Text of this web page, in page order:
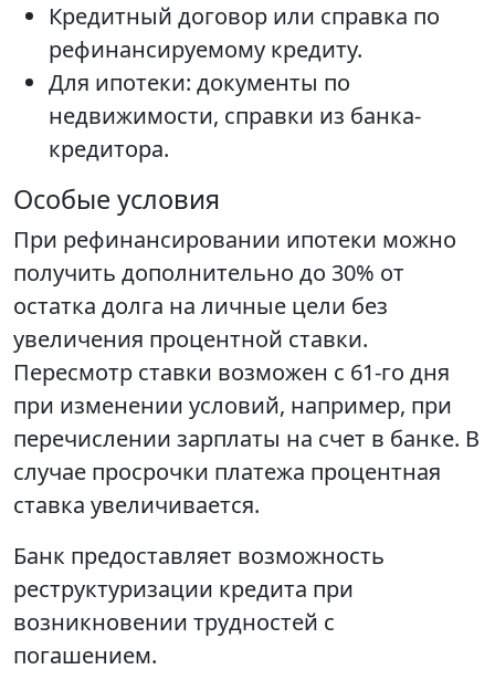
Кредитный договор или справка по
рефинансируемому кредиту.
Для ипотеки: документы по
недвижимости, справки из банка-
кредитора.
Особые условия
При рефинансировании ипотеки можно
получить дополнительно до 30% от
остатка долга на личные цели без
увеличения процентной ставки.
Пересмотр ставки возможен с 61-го дня
при изменении условий, например, при
перечислении зарплаты на счет в банке. В
случае просрочки платежа процентная
ставка увеличивается.
Банк предоставляет возможность
реструктуризации кредита при
возникновении трудностей с
погашением.